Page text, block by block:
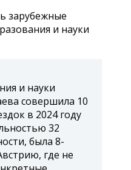
зарубежные
и науки
и науки
совершила 10
в 2024 году
32
была 8-
где не